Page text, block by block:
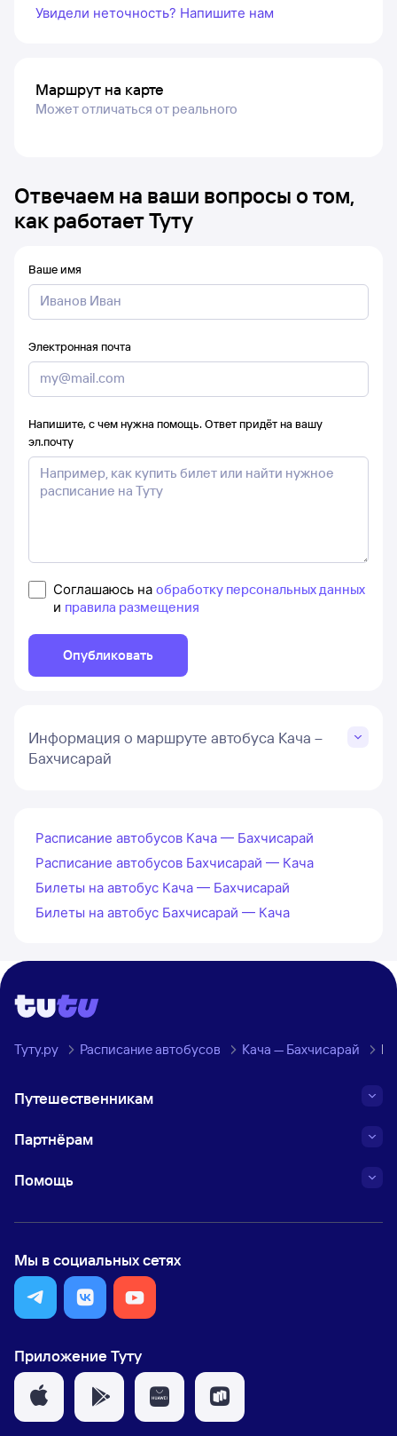
Увидели неточность? Напишите нам
Маршрут на карте
Может отличаться от реального
Отвечаем на ваши вопросы о том,
как работает Туту
Ваше имя
Электронная почта
Напишите, с чем нужна помощь. Ответ придёт на вашу
эл.почту
Соглашаюсь на обработку персональных данных
и правила размещения
Опубликовать
Информация о маршруте автобуса Кача –
Бахчисарай
Расписание автобусов Кача — Бахчисарай
Расписание автобусов Бахчисарай — Кача
Билеты на автобус Кача — Бахчисарай
Билеты на автобус Бахчисарай — Кача
Туту.ру Расписание автобусов Кача — Бахчисарай
Путешественникам
Партнёрам
Помощь
Мы в социальных сетях
Приложение Туту